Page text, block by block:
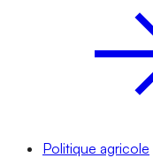
Politique agricole